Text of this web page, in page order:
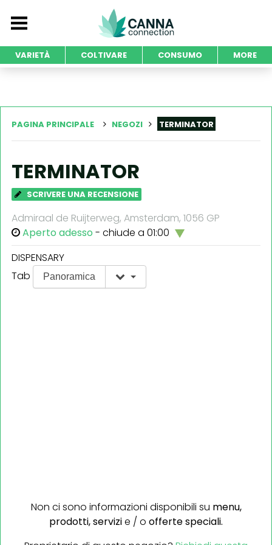
VARIETÀ COLTIVARE CONSUMO MORE
PAGINA PRINCIPALE NEGOZI TERMINATOR
TERMINATOR
SCRIVERE UNA RECENSIONE
Admiraal de Ruijterweg, Amsterdam, 1056 GP
Aperto adesso - chiude a 01:00
DISPENSARY
Tab
Panoramica
Non ci sono informazioni disponibili su menu,
prodotti,servizie / o offerte speciali.